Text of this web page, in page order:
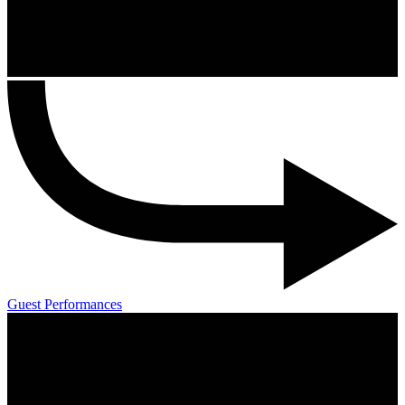
Guest Performances